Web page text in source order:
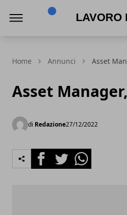
Home Annunci Asset
Asset
di Redazione27/12/2022
FacebookTwitterWhatsapp